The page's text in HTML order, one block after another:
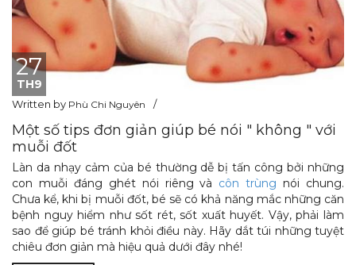
27
TH9
Written by Phù Chi Nguyên
Một số tips đơn giản giúp bé nói " không " với
muỗi đốt
Làn da nhạy cảm của bé thường dễ bị tấn công bởi những
con muỗi đáng ghét nói riêng và côn trùng nói chung.
Chưa kể, khi bị muỗi đốt, bé sẽ có khả năng mắc những căn
bệnh nguy hiểm như sốt rét, sốt xuất huyết. Vậy, phải làm
sao để giúp bé tránh khỏi điều này. Hãy dắt túi những tuyệt
chiêu đơn giản mà hiệu quả dưới đây nhé!